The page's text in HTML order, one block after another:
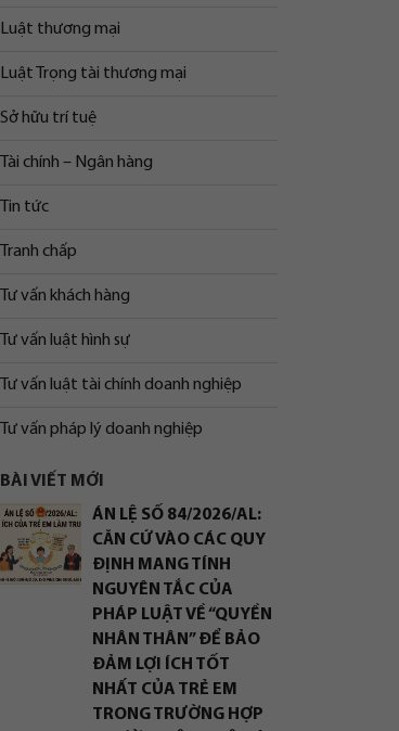
Luật thương mại
Luật Trọng tài thương mại
Sở hữu trí tuệ
Tài chính – Ngân hàng
Tin tức
Tranh chấp
Tư vấn khách hàng
Tư vấn luật hình sự
Tư vấn luật tài chính doanh nghiệp
Tư vấn pháp lý doanh nghiệp
BÀI VIẾT MỚI
ÁN LỆ SỐ 84/2026/AL:
CĂN CỨ VÀO CÁC QUY
ĐỊNH MANG TÍNH
NGUYÊN TẮC CỦA
PHÁP LUẬT VỀ “QUYỀN
NHÂN THÂN” ĐỂ BẢO
ĐẢM LỢI ÍCH TỐT
NHẤT CỦA TRẺ EM
TRONG TRƯỜNG HỢP